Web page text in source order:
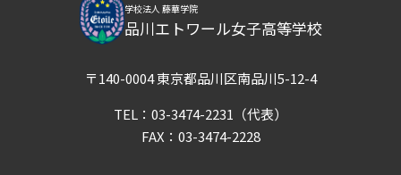
学校法人 藤華学院
品川エトワール女子高等学校
〒140-0004 東京都品川区南品川5-12-4
TEL： 03-3474-2231 （代表）
FAX：03-3474-2228